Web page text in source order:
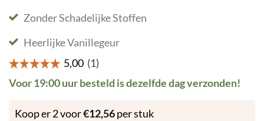
Zonder Schadelijke Stoffen
Heerlijke Vanillegeur
Voor 19:00 uur besteld is dezelfde dag verzonden!
Koop er 2 voor€12,56per stuk